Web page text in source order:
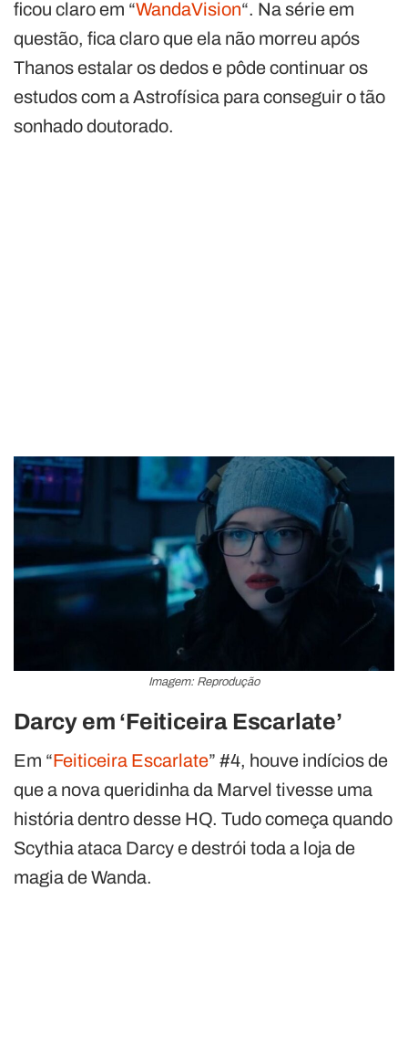
ficou claro em “WandaVision“. Na série em
questão, fica claro que ela não morreu após
Thanos estalar os dedos e pôde continuar os
estudos com a Astrofísica para conseguir o tão
sonhado doutorado.
Imagem: Reprodução
Darcy em ‘Feiticeira Escarlate’
Em “Feiticeira Escarlate” #4, houve indícios de
que a nova queridinha da Marvel tivesse uma
história dentro desse HQ. Tudo começa quando
Scythia ataca Darcy e destrói toda a loja de
magia de Wanda.